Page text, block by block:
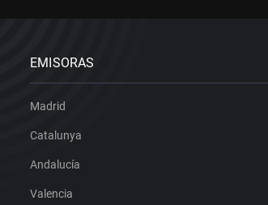
EMISORAS
Madrid
Catalunya
Andalucía
Valencia